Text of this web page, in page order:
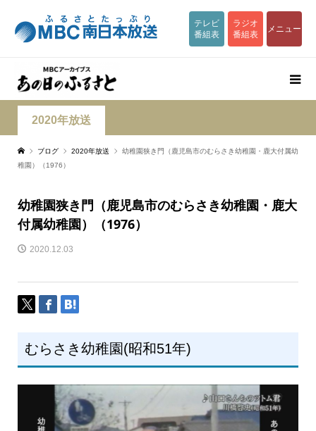
テレビ
番組表
ラジオ
番組表
メニュー
2020年放送
ブログ 2020年放送
幼稚園狭き門（鹿児島市のむらさき幼稚園・鹿大付属幼
稚園）（1976）
幼稚園狭き門（鹿児島市のむらさき幼稚園・鹿大
付属幼稚園）（1976）
2020.12.03
むらさき幼稚園(昭和51年)